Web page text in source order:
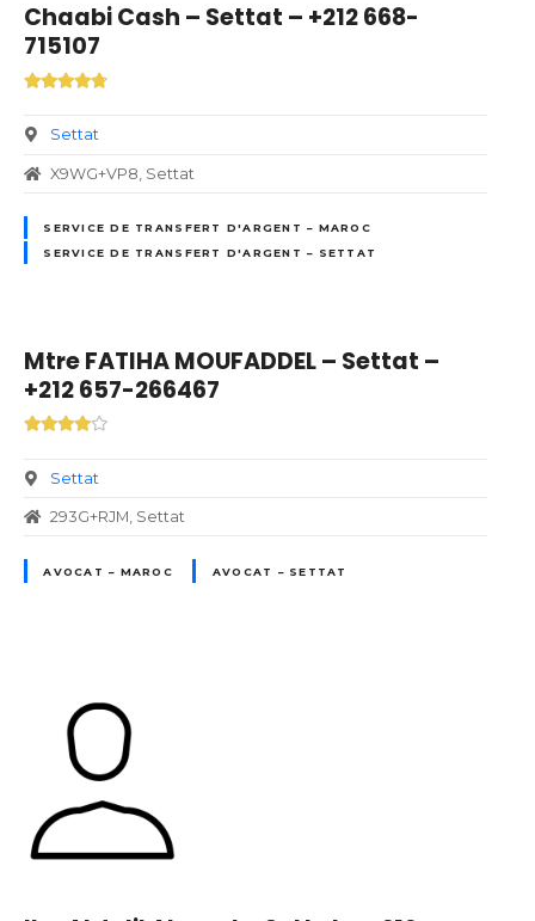
Chaabi Cash – Settat – +212 668-
715107
Settat
X9WG+VP8, Settat
SERVICE DE TRANSFERT D'ARGENT – MAROC
SERVICE DE TRANSFERT D'ARGENT – SETTAT
Mtre FATIHA MOUFADDEL – Settat –
+212 657-266467
Settat
293G+RJM, Settat
AVOCAT – MAROC AVOCAT – SETTAT